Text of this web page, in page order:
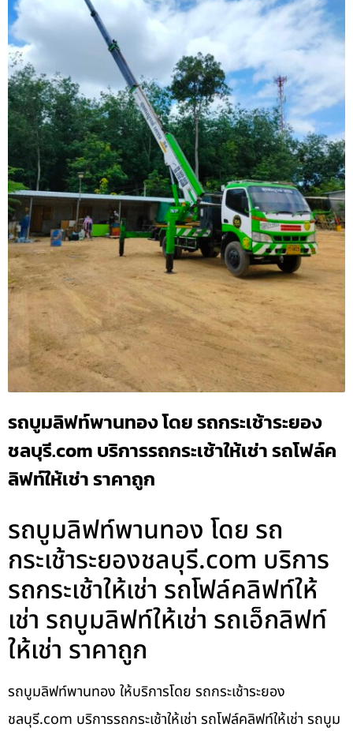
รถบูมลิฟท์พานทอง โดย รถกระเช้าระยอง
ชลบุรี.com บริการรถกระเช้าให้เช่า รถโฟล์ค
ลิฟท์ให้เช่า ราคาถูก
รถบูมลิฟท์พานทอง โดย รถ
กระเช้าระยองชลบุรี.com บริการ
รถกระเช้าให้เช่า รถโฟล์คลิฟท์ให้
เช่า รถบูมลิฟท์ให้เช่า รถเอ็กลิฟท์
ให้เช่า ราคาถูก
รถบูมลิฟท์พานทอง ให้บริการโดย รถกระเช้าระยอง
ชลบุรี.com บริการรถกระเช้าให้เช่า รถโฟล์คลิฟท์ให้เช่า รถบูม